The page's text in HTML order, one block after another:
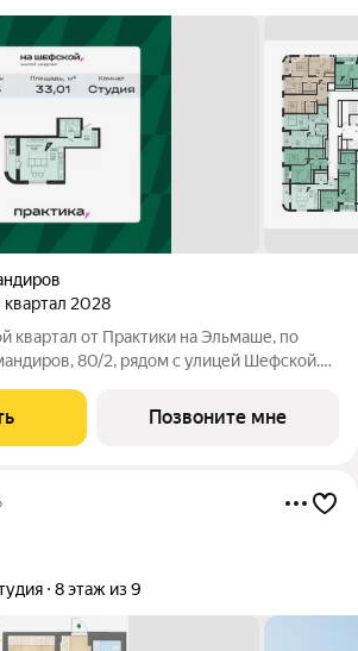
квартал 2028
80/2, рядом с улицей Шефской.
№138 и №95, детский сад №440,
Позвоните мне
8 этаж из 9